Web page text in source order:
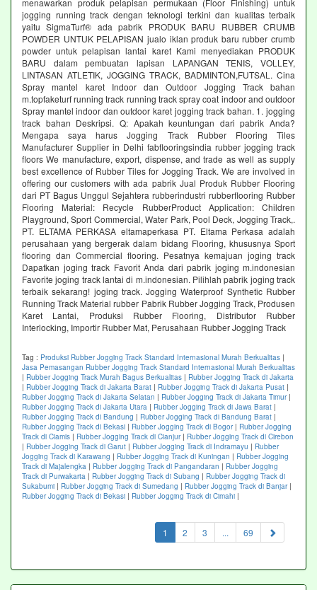
menawarkan produk pelapisan permukaan (Floor Finishing) untuk
jogging running track dengan teknologi terkini dan kualitas terbaik
yaitu SigmaTurf® ada pabrik PRODUK BARU RUBBER CRUMB
POWDER UNTUK PELAPISAN jualo iklan produk baru rubber crumb
powder untuk pelapisan lantai karet Kami menyediakan PRODUK
BARU dalam pembuatan lapisan LAPANGAN TENIS, VOLLEY,
LINTASAN ATLETIK, JOGGING TRACK, BADMINTON,FUTSAL. Cina
Spray mantel karet Indoor dan Outdoor Jogging Track bahan
m.topfaketurf running track running track spray coat indoor and outdoor
Spray mantel indoor dan outdoor karet jogging track bahan. 1. jogging
track bahan Deskripsi. Q: Apakah keuntungan dari pabrik Anda?
Mengapa saya harus Jogging Track Rubber Flooring Tiles
Manufacturer Supplier in Delhi fabflooringsindia rubber jogging track
floors We manufacture, export, dispense, and trade as well as supply
best excellence of Rubber Tiles for Jogging Track. We are involved in
offering our customers with ada pabrik Jual Produk Rubber Flooring
dari PT Bagus Unggul Sejahtera rubberindustri rubberflooring Rubber
Flooring Material: Recycle RubberProduct Application: Children
Playground, Sport Commercial, Water Park, Pool Deck, Jogging Track,.
PT. ELTAMA PERKASA eltamaperkasa PT. Eltama Perkasa adalah
perusahaan yang bergerak dalam bidang Flooring, khususnya Sport
flooring dan Commercial flooring. Pesatnya kemajuan joging track
Dapatkan joging track Favorit Anda dari pabrik joging m.indonesian
Favorite joging track lantai di m.indonesian. Pilihlah pabrik joging track
terbaik sekarang! joging track. Jogging Waterproof Synthetic Rubber
Running Track Material rubber Pabrik Rubber Jogging Track, Produsen
Karet Lantai, Produksi Rubber Flooring, Distributor Rubber
Interlocking, Importir Rubber Mat, Perusahaan Rubber Jogging Track
Tag : Produksi Rubber Jogging Track Standard Internasional Murah Berkualitas |
Jasa Pemasangan Rubber Jogging Track Standard Internasional Murah Berkualitas
| Rubber Jogging Track Murah Bagus Berkualitas | Rubber Jogging Track di Jakarta
| Rubber Jogging Track di Jakarta Barat | Rubber Jogging Track di Jakarta Pusat |
Rubber Jogging Track di Jakarta Selatan | Rubber Jogging Track di Jakarta Timur|
Rubber Jogging Track di Jakarta Utara | Rubber Jogging Track di Jawa Barat |
Rubber Jogging Track di Bandung | Rubber Jogging Track di Bandung Barat |
Rubber Jogging Track di Bekasi | Rubber Jogging Track di Bogor| Rubber Jogging
Track di Ciamis | Rubber Jogging Track di Cianjur| Rubber Jogging Track di Cirebon
| Rubber Jogging Track di Garut | Rubber Jogging Track di Indramayu | Rubber
Jogging Track di Karawang | Rubber Jogging Track di Kuningan | Rubber Jogging
Track di Majalengka | Rubber Jogging Track di Pangandaran | Rubber Jogging
Track di Purwakarta | Rubber Jogging Track di Subang | Rubber Jogging Track di
Sukabumi | Rubber Jogging Track di Sumedang | Rubber Jogging Track di Banjar|
Rubber Jogging Track di Bekasi | Rubber Jogging Track di Cimahi |
1 (current)
2 3 ... 69